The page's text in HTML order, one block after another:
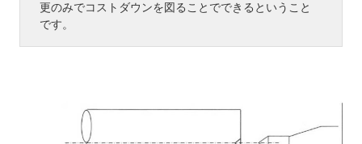
更のみでコストダウンを図ることでできるということ
です。